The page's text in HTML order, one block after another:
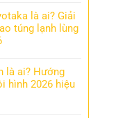
là ai? Giải
túng lạnh lùng
là ai? Hướng
hình 2026 hiệu